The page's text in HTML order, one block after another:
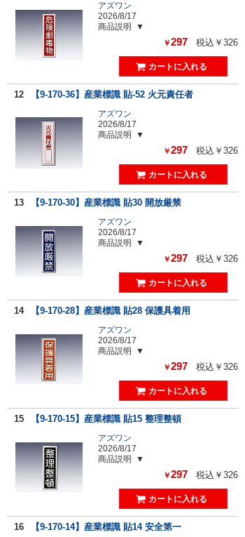
アズワン
2026/8/17
商品説明
￥297 税込￥326
12 【9-170-36】産業標識 貼-52 火元責任者
アズワン
2026/8/17
商品説明
￥297 税込￥326
13 【9-170-30】産業標識 貼30 開放厳禁
アズワン
2026/8/17
商品説明
￥297 税込￥326
14 【9-170-28】産業標識 貼28 保護具着用
アズワン
2026/8/17
商品説明
￥297 税込￥326
15 【9-170-15】産業標識 貼15 整理整頓
アズワン
2026/8/17
商品説明
￥297 税込￥326
16 【9-170-14】産業標識 貼14 安全第一